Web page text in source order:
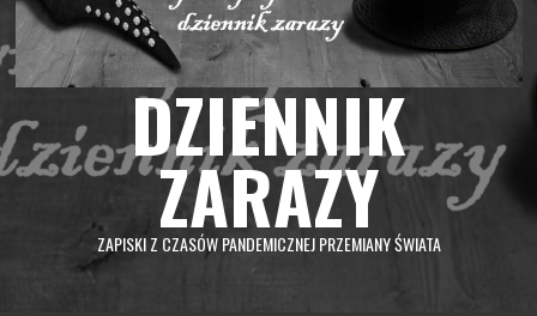
DZIENNIK
ZARAZY
ZAPISKI Z CZASÓW PANDEMICZNEJ PRZEMIANY ŚWIATA